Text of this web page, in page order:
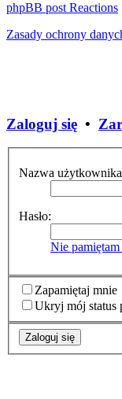
phpBB post Reactions
Zasady ochrony
Zaloguj się •
Nazwa
Hasło:
Nie pamiętam
Zapamiętaj mnie
Ukryj mój status